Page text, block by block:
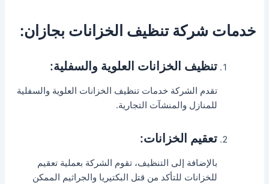
خدمات شركة تنظيف الخزانات بجازان:
تنظيف الخزانات العلوية والسفلية:
تقدم الشركة خدمات تنظيف الخزانات العلوية والسفلية
للمنازل والمنشآت التجارية.
تعقيم الخزانات:
بالإضافة إلى التنظيف، تقوم الشركة بعملية تعقيم
للخزانات للتأكد من قتل البكتيريا والجراثيم الممكن